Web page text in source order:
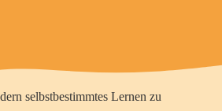
selbstbestimmtes Lernen zu